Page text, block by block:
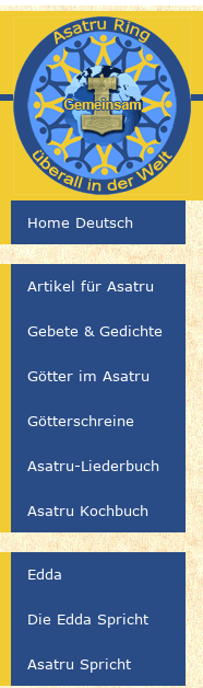
Home Deutsch
Artikel für Asatru
Gebete & Gedichte
Götter im Asatru
Götterschreine
Asatru-Liederbuch
Asatru Kochbuch
Edda
Die Edda Spricht
Asatru Spricht